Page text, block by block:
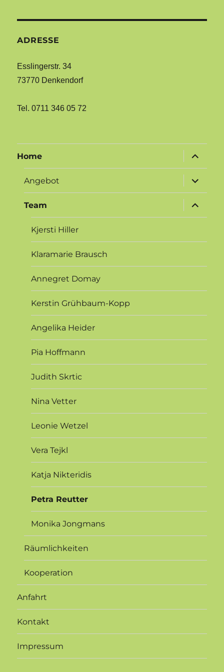
ADRESSE
Esslingerstr. 34
73770 Denkendorf
Tel. 0711 346 05 72
Home
öffnen
Angebot
öffnen
Team
öffnen
Kjersti Hiller
Klaramarie Brausch
Annegret Domay
Kerstin Grühbaum-Kopp
Angelika Heider
Pia Hoffmann
Judith Skrtic
Nina Vetter
Leonie Wetzel
Vera Tejkl
Katja Nikteridis
Petra Reutter
Monika Jongmans
Räumlichkeiten
Kooperation
Anfahrt
Kontakt
Impressum